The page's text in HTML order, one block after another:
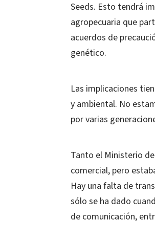
Seeds. Esto tendrá
agropecuaria que
acuerdos de
genético.
Las implicaciones
y ambiental. No
por varias
Tanto el Ministerio
comercial, pero
Hay una falta de
sólo se ha dado
de comunicación,